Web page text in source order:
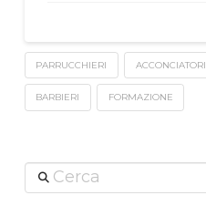
PARRUCCHIERI ACCONCIATORI
BARBIERI FORMAZIONE
Cerca